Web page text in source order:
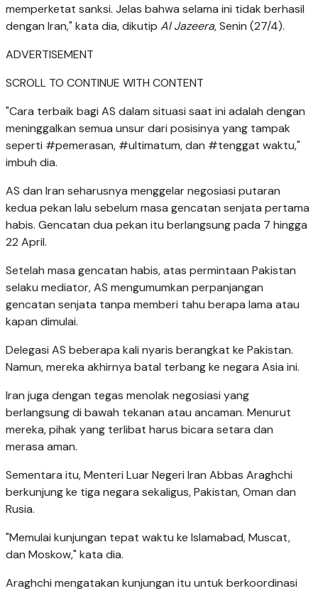
memperketat sanksi. Jelas bahwa selama ini tidak berhasil
dengan Iran," kata dia, dikutip Al Jazeera, Senin (27/4).
ADVERTISEMENT
SCROLL TO CONTINUE WITH CONTENT
"Cara terbaik bagi AS dalam situasi saat ini adalah dengan
meninggalkan semua unsur dari posisinya yang tampak
seperti #pemerasan, #ultimatum, dan #tenggat waktu,"
imbuh dia.
AS dan Iran seharusnya menggelar negosiasi putaran
kedua pekan lalu sebelum masa gencatan senjata pertama
habis. Gencatan dua pekan itu berlangsung pada 7 hingga
22 April.
Setelah masa gencatan habis, atas permintaan Pakistan
selaku mediator, AS mengumumkan perpanjangan
gencatan senjata tanpa memberi tahu berapa lama atau
kapan dimulai.
Delegasi AS beberapa kali nyaris berangkat ke Pakistan.
Namun, mereka akhirnya batal terbang ke negara Asia ini.
Iran juga dengan tegas menolak negosiasi yang
berlangsung di bawah tekanan atau ancaman. Menurut
mereka, pihak yang terlibat harus bicara setara dan
merasa aman.
Sementara itu, Menteri Luar Negeri Iran Abbas Araghchi
berkunjung ke tiga negara sekaligus, Pakistan, Oman dan
Rusia.
"Memulai kunjungan tepat waktu ke Islamabad, Muscat,
dan Moskow," kata dia.
Araghchi mengatakan kunjungan itu untuk berkoordinasi